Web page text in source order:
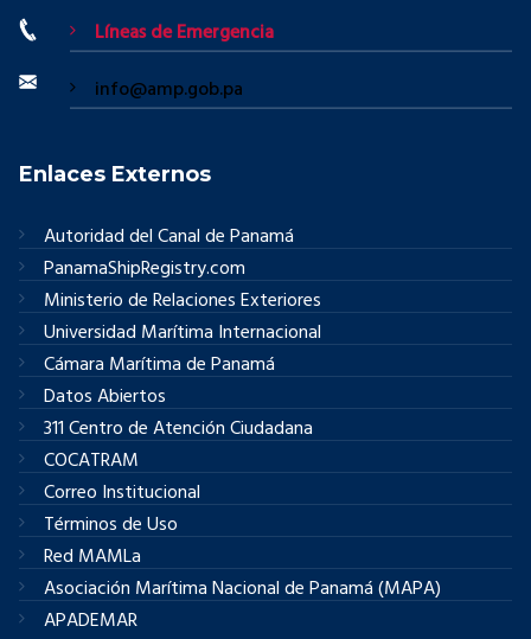
Líneas de Emergencia
info@amp.gob.pa
Enlaces Externos
Autoridad del Canal de Panamá
PanamaShipRegistry.com
Ministerio de Relaciones Exteriores
Universidad Marítima Internacional
Cámara Marítima de Panamá
Datos Abiertos
311 Centro de Atención Ciudadana
COCATRAM
Correo Institucional
Términos de Uso
Red MAMLa
Asociación Marítima Nacional de Panamá (MAPA)
APADEMAR